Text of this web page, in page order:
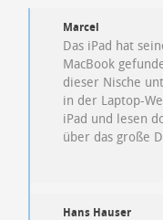
Marcel
Das iPad hat
MacBook
dieser Nische
in der Laptop-
iPad und lesen
über das große
Hans Hauser